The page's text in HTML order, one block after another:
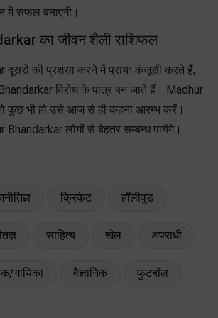
में सफल बनाएगी।
का जीवन शैली राशिफल
दूसरों की प्रशंसा करने में प्रायः कंजूसी करते हैं,
विरोध के पात्र बन जाते हैं। Madhur
कुछ भी हो उसे आज से ही कहना आरम्भ करें।
Bhandarkar लोगों से बेहतर सम्बन्ध पायेंगे।
क्रिकेट हॉलीवुड
साहित्य खेल अपराधी
गायिका वैज्ञानिक फुटबॉल